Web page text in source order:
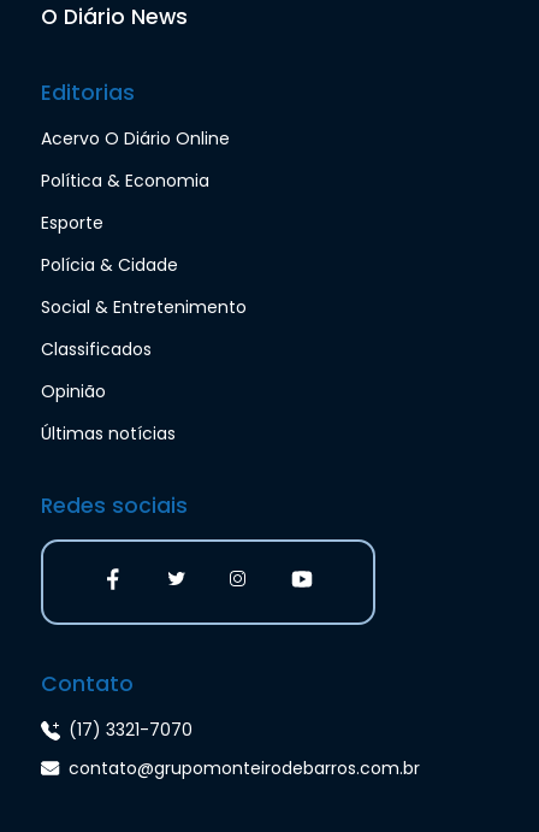
O Diário News
Editorias
Acervo O Diário Online
Política & Economia
Esporte
Polícia & Cidade
Social & Entretenimento
Classificados
Opinião
Últimas notícias
Redes sociais
Contato
(17) 3321-7070
contato@grupomonteirodebarros.com.br